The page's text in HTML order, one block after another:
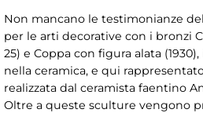
Non mancano le testimonianze
per le arti decorative con i bronzi
25) e Coppa con figura alata
nella ceramica, e qui
realizzata dal ceramista faentino
Oltre a queste sculture vengono